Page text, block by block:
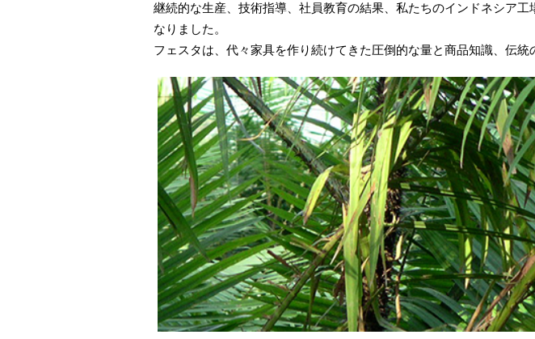
継続的な生産、技術指導、社員教育の結果、私たちのインドネシア
なりました。
フェスタは、代々家具を作り続けてきた圧倒的な量と商品知識、伝統